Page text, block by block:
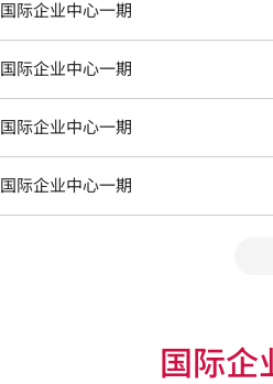
国际企业中心一期
国际企业中心一期
国际企业中心一期
国际企业中心一期
国际企